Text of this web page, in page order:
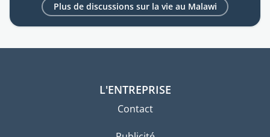
Plus de discussions sur la vie au Malawi
L'ENTREPRISE
Contact